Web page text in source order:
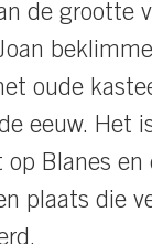
de grootte
oude
eeuw. Het
Blanes en
plaats die